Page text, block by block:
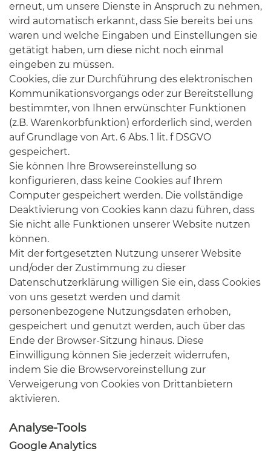
erneut, um unsere Dienste in Anspruch zu nehmen,
wird automatisch erkannt, dass Sie bereits bei uns
waren und welche Eingaben und Einstellungen sie
getätigt haben, um diese nicht noch einmal
eingeben zu müssen.
Cookies, die zur Durchführung des elektronischen
Kommunikationsvorgangs oder zur Bereitstellung
bestimmter, von Ihnen erwünschter Funktionen
(z.B. Warenkorbfunktion) erforderlich sind, werden
auf Grundlage von Art. 6 Abs. 1 lit. f DSGVO
gespeichert.
Sie können Ihre Browsereinstellung so
konfigurieren, dass keine Cookies auf Ihrem
Computer gespeichert werden. Die vollständige
Deaktivierung von Cookies kann dazu führen, dass
Sie nicht alle Funktionen unserer Website nutzen
können.
Mit der fortgesetzten Nutzung unserer Website
und/oder der Zustimmung zu dieser
Datenschutzerklärung willigen Sie ein, dass Cookies
von uns gesetzt werden und damit
personenbezogene Nutzungsdaten erhoben,
gespeichert und genutzt werden, auch über das
Ende der Browser-Sitzung hinaus. Diese
Einwilligung können Sie jederzeit widerrufen,
indem Sie die Browservoreinstellung zur
Verweigerung von Cookies von Drittanbietern
aktivieren.
Analyse-Tools
Google Analytics